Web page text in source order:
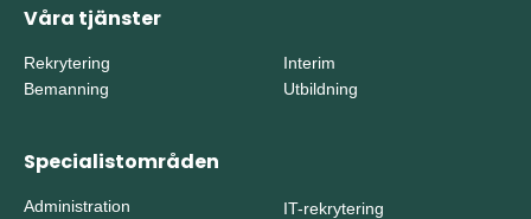
Våra tjänster
Rekrytering
Bemanning
Interim
Utbildning
Specialistområden
Administration
IT-rekrytering